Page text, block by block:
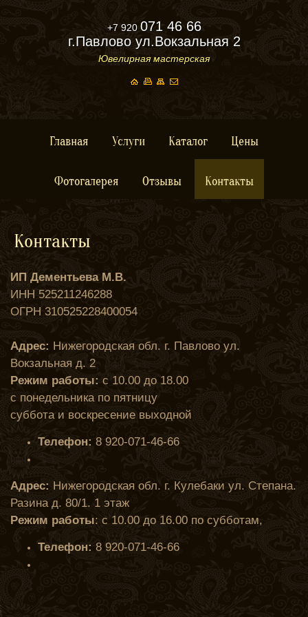
Главная Услуги Каталог Цены
Фотогалерея Отзывы Контакты
Контакты
ИП Дементьева М.В.
ИНН 525211246288
ОГРН 310525228400054
Адрес: Нижегородская обл. г. Павлово ул.
Вокзальная д. 2
Режим работы: с 10.00 до 18.00
с понедельника по пятницу
суббота и воскресение выходной
Телефон: 8 920-071-46-66
Адрес: Нижегородская обл. г. Кулебаки ул. Степана.
Разина д. 80/1. 1 этаж
Режим работы: с 10.00 до 16.00 по субботам,
Телефон: 8 920-071-46-66
+7 920 071 46 66
г.Павлово ул.Вокзальная 2
Ювелирная мастерская